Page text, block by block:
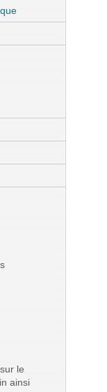
le
ainsi